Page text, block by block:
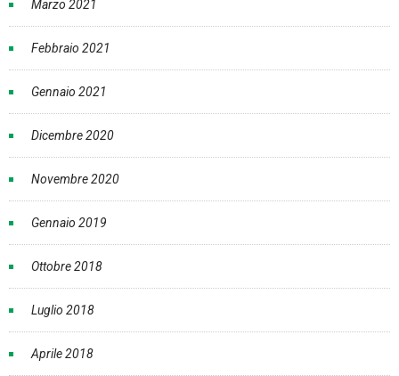
Marzo 2021
Febbraio 2021
Gennaio 2021
Dicembre 2020
Novembre 2020
Gennaio 2019
Ottobre 2018
Luglio 2018
Aprile 2018